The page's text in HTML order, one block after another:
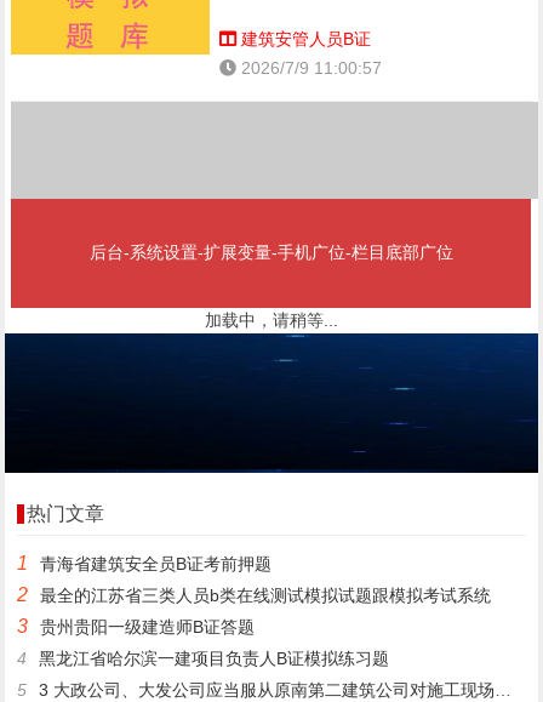
建筑安管人员B证
2026/7/9 11:00:57
后台-系统设置-扩展变量-手机广位-栏目底部广位
加载中，请稍等...
热门文章
1 青海省建筑安全员B证考前押题
2 最全的江苏省三类人员b类在线测试模拟试题跟模拟考试系统
3
贵州贵阳一级建造师B证答题
4
黑龙江省哈尔滨一建项目负责人B证模拟练习题
5
3 大政公司、大发公司应当服从原南第二建筑公司对施工现场的安全生产管理。（）